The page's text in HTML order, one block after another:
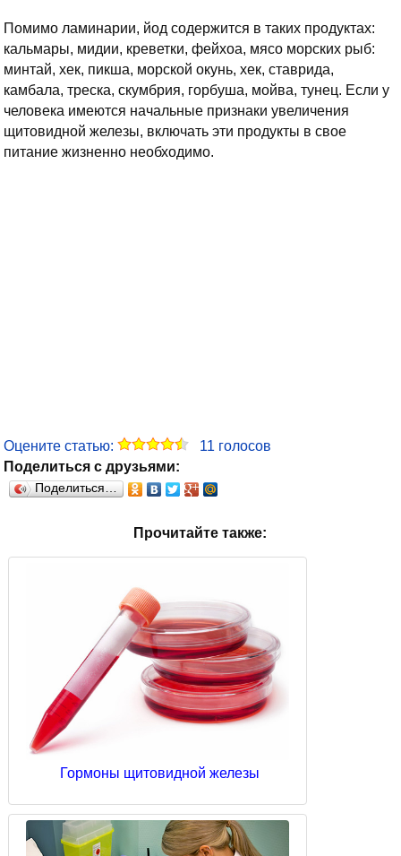
Помимо ламинарии, йод содержится в таких продуктах:
кальмары, мидии, креветки, фейхоа, мясо морских рыб:
минтай, хек, пикша, морской окунь, хек, ставрида,
камбала, треска, скумбрия, горбуша, мойва, тунец. Если у
человека имеются начальные признаки увеличения
щитовидной железы, включать эти продукты в свое
питание жизненно необходимо.
Оцените статью: 11 голосов
Поделиться с друзьями:
Поделиться…
Прочитайте также:
Гормоны щитовидной железы